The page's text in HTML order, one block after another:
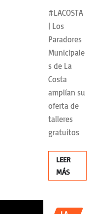
#LACOSTA
| Los
Paradores
Municipale
s de La
Costa
amplían su
oferta de
talleres
gratuitos
LEER
MÁS